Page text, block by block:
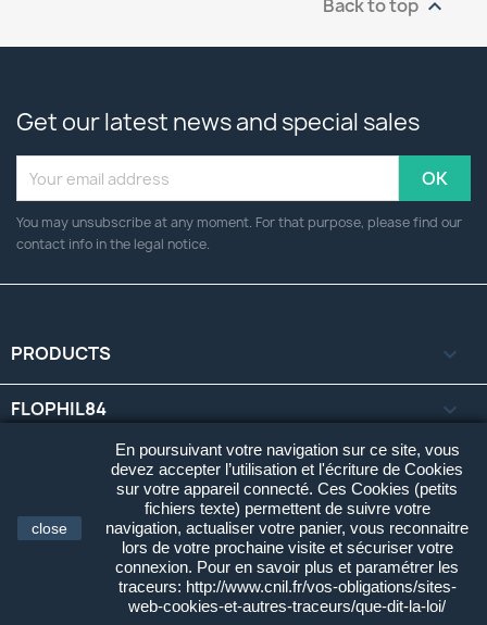
close
En poursuivant votre navigation sur ce site, vous
devez accepter l’utilisation et l'écriture de Cookies
sur votre appareil connecté. Ces Cookies (petits
fichiers texte) permettent de suivre votre
navigation, actualiser votre panier, vous reconnaitre
lors de votre prochaine visite et sécuriser votre
connexion. Pour en savoir plus et paramétrer les
traceurs: http://www.cnil.fr/vos-obligations/sites-
web-cookies-et-autres-traceurs/que-dit-la-loi/
Back to top 
Get our latest news and special sales
You may unsubscribe at any moment. For that purpose, please find our
contact info in the legal notice.
PRODUCTS 
FLOPHIL84 
YOUR ACCOUNT 
STORE INFORMATION keyboard_arrow_down
© 2026 - Flophil84 Cartes Postales. Tous Droits Réservés.
Développé parClic'r.